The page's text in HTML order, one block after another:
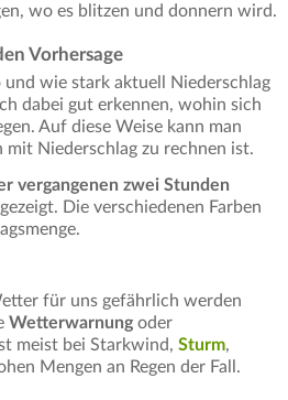
wo es blitzen und donnern wird.
Vorhersage
und wie stark aktuell Niederschlag
dabei gut erkennen, wohin sich
Auf diese Weise kann man
mit Niederschlag zu rechnen ist.
vergangenen zwei Stunden
Die verschiedenen Farben
für uns gefährlich werden
Wetterwarnung oder
meist bei Starkwind, Sturm,
Mengen an Regen der Fall.